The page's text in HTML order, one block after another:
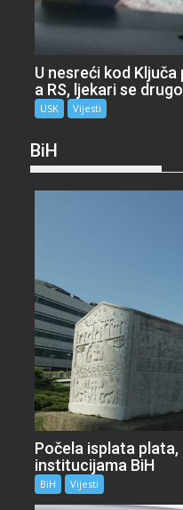
U nesreći kod
a RS, ljekari se
USK Vijesti
BiH
Počela isplata
institucijama BiH
BiH Vijesti